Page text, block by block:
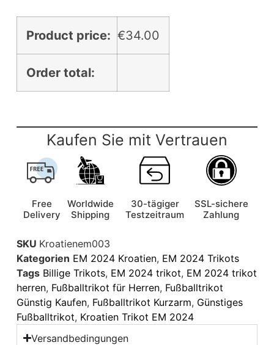
Product price: €34.00
Order total:
Kaufen Sie mit Vertrauen
Free
Delivery
Worldwide
Shipping
30-tägiger
Testzeitraum
SSL-sichere
Zahlung
SKU Kroatienem003
Kategorien EM 2024 Kroatien, EM 2024 Trikots
Tags Billige Trikots, EM 2024 trikot, EM 2024 trikot
herren, Fußballtrikot für Herren, Fußballtrikot
Günstig Kaufen, Fußballtrikot Kurzarm, Günstiges
Fußballtrikot, Kroatien Trikot EM 2024
Versandbedingungen